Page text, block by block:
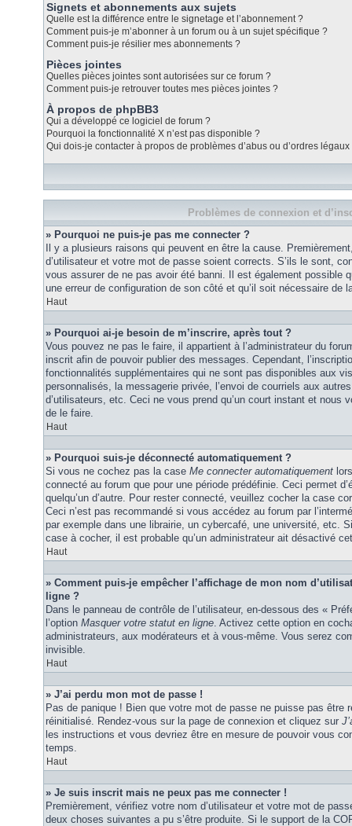
Signets et abonnements aux sujets
Quelle est la différence entre le signetage et l’abonnement ?
Comment puis-je m’abonner à un forum ou à un sujet spécifique ?
Comment puis-je résilier mes abonnements ?
Pièces jointes
Quelles pièces jointes sont autorisées sur ce forum ?
Comment puis-je retrouver toutes mes pièces jointes ?
À propos de phpBB3
Qui a développé ce logiciel de forum ?
Pourquoi la fonctionnalité X n’est pas disponible ?
Qui dois-je contacter à propos de problèmes d’abus ou d’ordres
Problèmes de connexion et
» Pourquoi ne puis-je pas me connecter ?
Il y a plusieurs raisons qui peuvent en être la cause.
d’utilisateur et votre mot de passe soient corrects. S’ils le sont,
vous assurer de ne pas avoir été banni. Il est également possible
une erreur de configuration de son côté et qu’il soit nécessaire de
Haut
» Pourquoi ai-je besoin de m’inscrire, après tout ?
Vous pouvez ne pas le faire, il appartient à l’administrateur du
inscrit afin de pouvoir publier des messages. Cependant,
fonctionnalités supplémentaires qui ne sont pas disponibles aux
personnalisés, la messagerie privée, l’envoi de courriels aux
d’utilisateurs, etc. Ceci ne vous prend qu’un court instant et nous
de le faire.
Haut
» Pourquoi suis-je déconnecté automatiquement ?
Si vous ne cochez pas la case Me connecter automatiquement
connecté au forum que pour une période prédéfinie. Ceci permet
quelqu’un d’autre. Pour rester connecté, veuillez cocher la case
Ceci n’est pas recommandé si vous accédez au forum par
par exemple dans une librairie, un cybercafé, une université, etc.
case à cocher, il est probable qu’un administrateur ait désactivé
Haut
» Comment puis-je empêcher l’affichage de mon nom
ligne ?
Dans le panneau de contrôle de l’utilisateur, en-dessous des «
l’option Masquer votre statut en ligne. Activez cette option en
administrateurs, aux modérateurs et à vous-même. Vous serez
invisible.
Haut
» J’ai perdu mon mot de passe !
Pas de panique ! Bien que votre mot de passe ne puisse pas être
réinitialisé. Rendez-vous sur la page de connexion et cliquez sur
les instructions et vous devriez être en mesure de pouvoir vous
temps.
Haut
» Je suis inscrit mais ne peux pas me connecter !
Premièrement, vérifiez votre nom d’utilisateur et votre mot de
deux choses suivantes a pu s’être produite. Si le support de la